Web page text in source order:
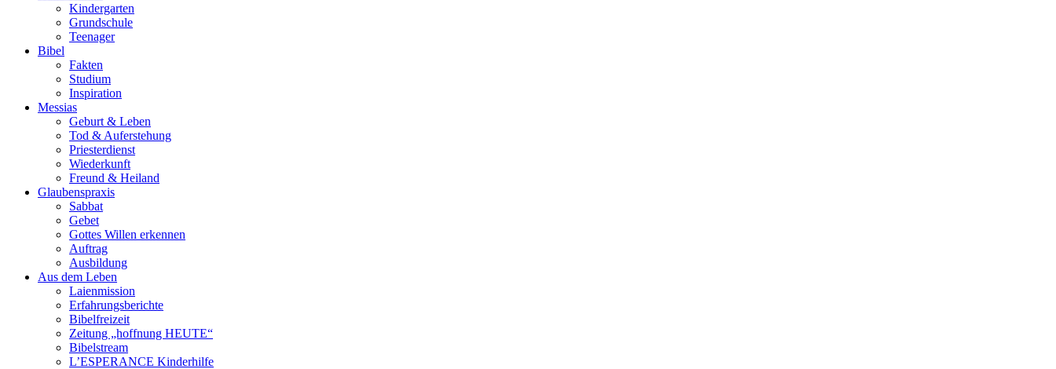
Kindergarten
Grundschule
Teenager
Bibel
Fakten
Studium
Inspiration
Messias
Geburt & Leben
Tod & Auferstehung
Priesterdienst
Wiederkunft
Freund & Heiland
Glaubenspraxis
Sabbat
Gebet
Gottes Willen erkennen
Auftrag
Ausbildung
Aus dem Leben
Laienmission
Erfahrungsberichte
Bibelfreizeit
Zeitung „hoffnung HEUTE“
Bibelstream
L’ESPERANCE Kinderhilfe